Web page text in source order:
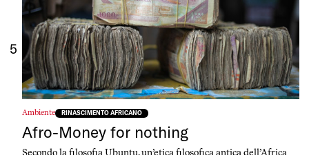
5
Ambiente RINASCIMENTO AFRICANO
Afro-Money for nothing
Secondo la filosofia Ubuntu, un’etica filosofica antica dell’Africa